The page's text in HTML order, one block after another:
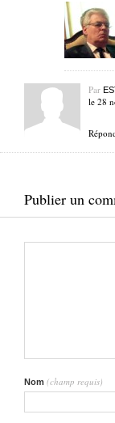
Par
le 28
Publier un
Nom (champ requis)